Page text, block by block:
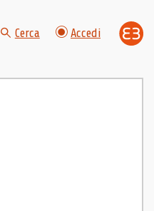
Cerca Accedi